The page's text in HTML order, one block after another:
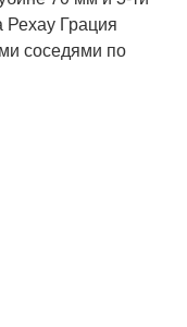
Рехау Грация
соседями по